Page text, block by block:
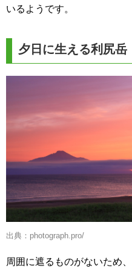
いるようです。
夕日に生える利尻岳
出典： photograph.pro/
周囲に遮るものがないため